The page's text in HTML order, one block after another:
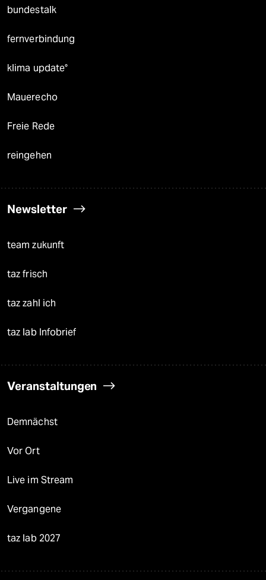
bundestalk
fernverbindung
klima update°
Mauerecho
Freie Rede
reingehen
Newsletter
team zukunft
taz frisch
taz zahl ich
taz lab Infobrief
Veranstaltungen
Demnächst
Vor Ort
Live im Stream
Vergangene
taz lab 2027